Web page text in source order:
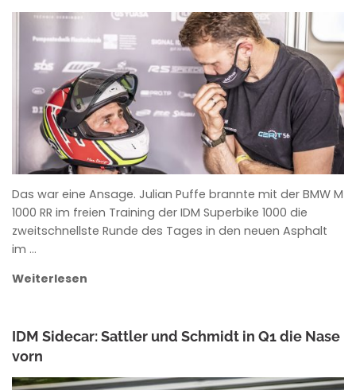
ANKE WIECZOREK
Das war eine Ansage. Julian Puffe brannte mit der BMW M
1000 RR im freien Training der IDM Superbike 1000 die
zweitschnellste Runde des Tages in den neuen Asphalt
im …
Weiterlesen
IDM Sidecar: Sattler und Schmidt in Q1 die Nase
vorn